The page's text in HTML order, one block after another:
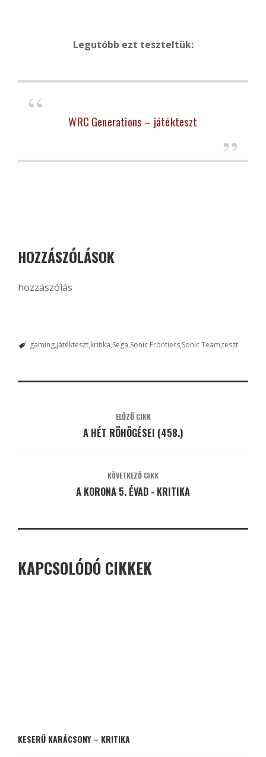
Legutóbb ezt teszteltük:
WRC Generations – játékteszt
HOZZÁSZÓLÁSOK
hozzászólás
gaming játékteszt kritika Sega Sonic Frontiers Sonic Team teszt
ELŐZŐ CIKK
A HÉT RÖHÖGÉSEI (458.)
KÖVETKEZŐ CIKK
A KORONA 5. ÉVAD - KRITIKA
KAPCSOLÓDÓ CIKKEK
KESERŰ KARÁCSONY – KRITIKA